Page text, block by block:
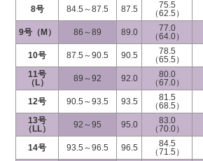
8号 84.5～87.5 87.5
75.5
（62.5）
9号（M） 86～89 89.0
77.0
（64.0）
10号 87.5～90.5 90.5
78.5
（65.5）
11号
（L）
89～92 92.0
80.0
（67.0）
12号 90.5～93.5 93.5
81.5
（68.5）
13号
（LL）
92～95 95.0
83.0
（70.0）
14号 93.5～96.5 96.5
84.5
（71.5）